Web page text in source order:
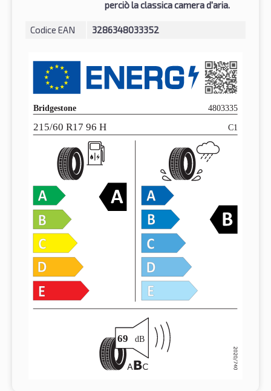
perciò la classica camera d'aria.
Codice EAN 3286348033352